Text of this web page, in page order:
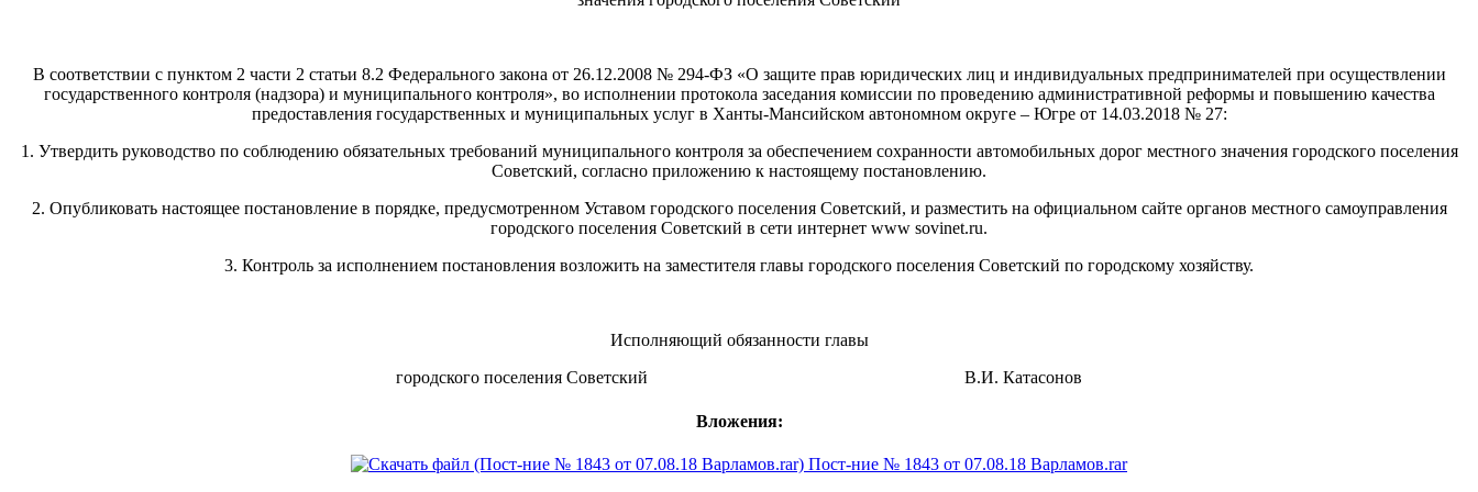
В соответствии с пунктом 2 части 2 статьи 8.2 Федерального закона от 26.12.2008 № 294-ФЗ «О защите прав юридических лиц и индивидуальных предпринимателей при осуществлении
государственного контроля (надзора) и муниципального контроля», во исполнении протокола заседания комиссии по проведению административной реформы и повышению качества
предоставления государственных и муниципальных услуг в Ханты-Мансийском автономном округе – Югре от 14.03.2018 № 27:
1. Утвердить руководство по соблюдению обязательных требований муниципального контроля за обеспечением сохранности автомобильных дорог местного значения городского поселения
Советский, согласно приложению к настоящему постановлению.
2. Опубликовать настоящее постановление в порядке, предусмотренном Уставом городского поселения Советский, и разместить на официальном сайте органов местного самоуправления
городского поселения Советский в сети интернет www sovinet.ru.
3. Контроль за исполнением постановления возложить на заместителя главы городского поселения Советский по городскому хозяйству.
Исполняющий обязанности главы
городского поселения Советский В.И. Катасонов
Вложения:
Пост-ние № 1843 от 07.08.18 Варламов.rar